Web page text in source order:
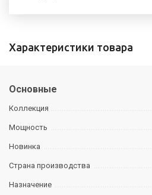
Характеристики товара
Основные
Коллекция
Мощность
Новинка
Страна производства
Назначение